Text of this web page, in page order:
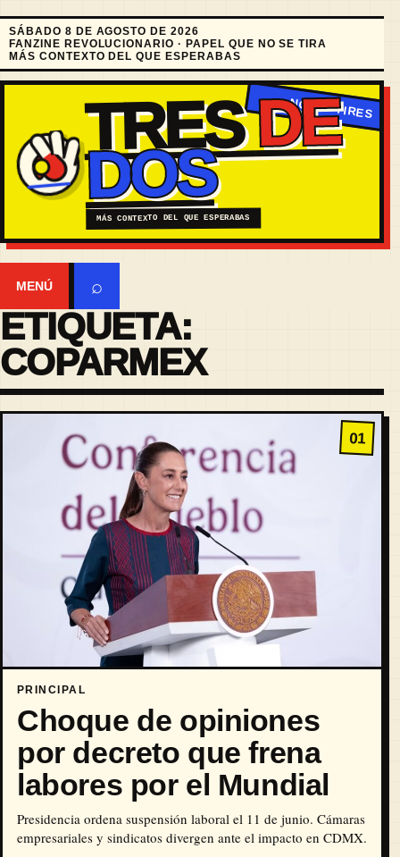
SÁBADO 8 DE AGOSTO DE 2026
FANZINE REVOLUCIONARIO · PAPEL QUE NO SE TIRA
MÁS CONTEXTO DEL QUE ESPERABAS
TRESDE
DOS
MÁS CONTEXTO DEL QUE ESPERABAS
MENÚ ⌕
ETIQUETA:
COPARMEX
01
PRINCIPAL
Choque de opiniones
por decreto que frena
labores por el Mundial
Presidencia ordena suspensión laboral el 11 de junio. Cámaras
empresariales y sindicatos divergen ante el impacto en CDMX.